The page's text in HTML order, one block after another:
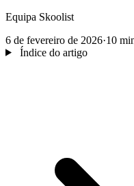
Equipa Skoolist
6 de fevereiro de 2026·10
Índice do artigo